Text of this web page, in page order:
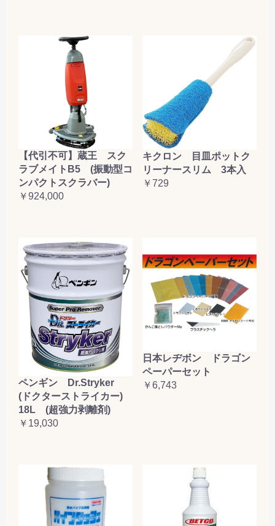
【代引不可】蔵王 スク
ラブメイトB5 (振動型コ
ンパクトスクラバー)
￥924,000
キクロン 目皿ポットク
リーナースリム 3本入
￥729
ペンギン Dr.Stryker
(ドクターストライカー)
18L (超強力剥離剤)
￥19,030
日本レヂボン ドラゴン
ペーパーセット
￥6,743